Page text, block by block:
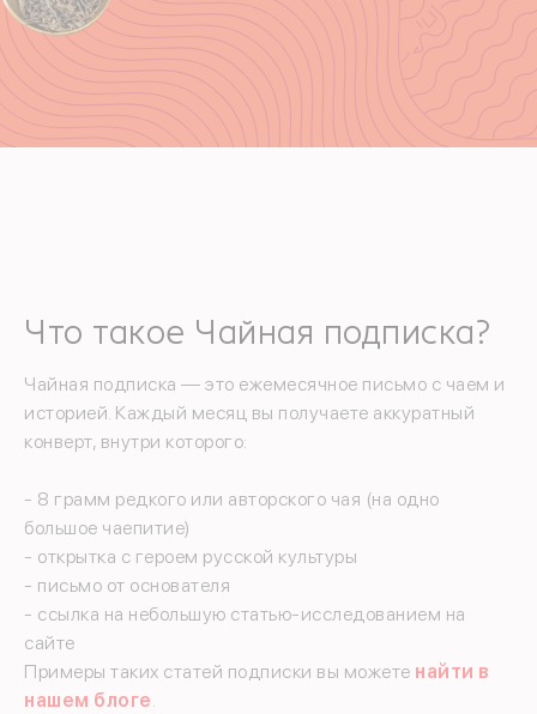
Что такое Чайная подписка?
Чайная подписка — это ежемесячное письмо с чаем и
историей. Каждый месяц вы получаете аккуратный
конверт, внутри которого:
- 8 грамм редкого или авторского чая (на одно
большое чаепитие)
- открытка с героем русской культуры
- письмо от основателя
- ссылка на небольшую статью-исследованием на
сайте
Примеры таких статей подписки вы можете найти в
нашем блоге.